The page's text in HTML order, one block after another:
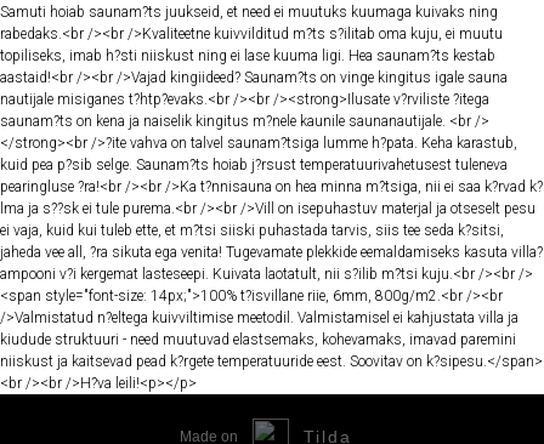
Samuti hoiab saunam?ts juukseid, et need ei muutuks kuumaga kuivaks ning
rabedaks.<br /><br />Kvaliteetne kuivvilditud m?ts s?ilitab oma kuju, ei muutu
topiliseks, imab h?sti niiskust ning ei lase kuuma ligi. Hea saunam?ts kestab
aastaid!<br /><br />Vajad kingiideed? Saunam?ts on vinge kingitus igale sauna
nautijale misiganes t?htp?evaks.<br /><br /><strong>Ilusate v?rviliste ?itega
saunam?ts on kena ja naiselik kingitus m?nele kaunile saunanautijale. <br />
</strong><br />?ite vahva on talvel saunam?tsiga lumme h?pata. Keha karastub,
kuid pea p?sib selge. Saunam?ts hoiab j?rsust temperatuurivahetusest tuleneva
pearingluse ?ra!<br /><br />Ka t?nnisauna on hea minna m?tsiga, nii ei saa k?rvad k?
lma ja s??sk ei tule purema.<br /><br />Vill on isepuhastuv materjal ja otseselt pesu
ei vaja, kuid kui tuleb ette, et m?tsi siiski puhastada tarvis, siis tee seda k?sitsi,
jaheda vee all, ?ra sikuta ega venita! Tugevamate plekkide eemaldamiseks kasuta villa?
ampooni v?i kergemat lasteseepi. Kuivata laotatult, nii s?ilib m?tsi kuju.<br /><br />
<span style="font-size: 14px;">100% t?isvillane riie, 6mm, 800g/m2.<br /><br
/>Valmistatud n?eltega kuivviltimise meetodil. Valmistamisel ei kahjustata villa ja
kiudude struktuuri - need muutuvad elastsemaks, kohevamaks, imavad paremini
niiskust ja kaitsevad pead k?rgete temperatuuride eest. Soovitav on k?sipesu.</span>
<br /><br />H?va leili!<p></p>
Made on Tilda